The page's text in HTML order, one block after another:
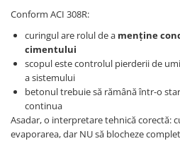
Conform ACI 308R:
curingul are rolul de a menține
cimentului
scopul este controlul pierderii de
a sistemului
betonul trebuie să rămână într-o
continua
Asadar, o interpretare tehnică corectă:
evaporarea, dar NU să blocheze